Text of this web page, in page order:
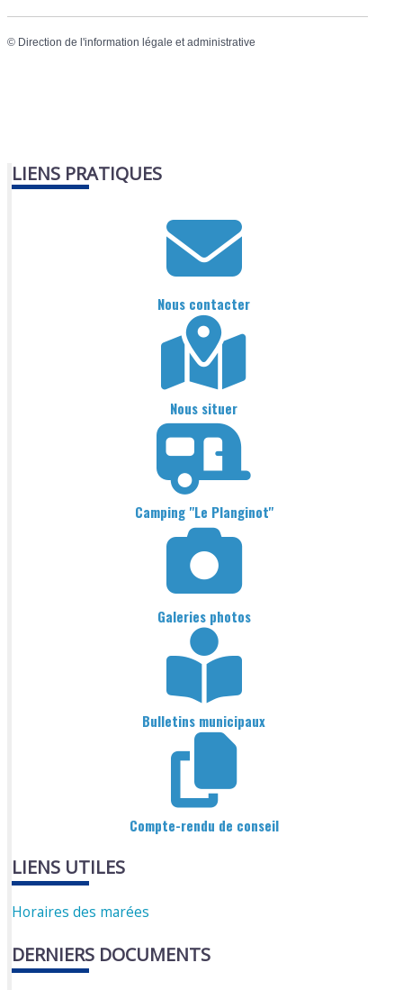
© Direction de l'information légale et administrative
LIENS PRATIQUES
Nous contacter
Nous situer
Camping "Le Planginot"
Galeries photos
Bulletins municipaux
Compte-rendu de conseil
LIENS UTILES
Horaires des marées
DERNIERS DOCUMENTS